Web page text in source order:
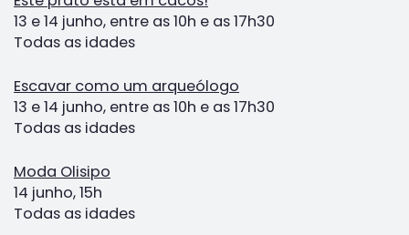
13 e 14 junho, entre as 10h e as 17h30
Todas as idades
Escavar como um arqueólogo
13 e 14 junho, entre as 10h e as 17h30
Todas as idades
Moda Olisipo
14 junho, 15h
Todas as idades